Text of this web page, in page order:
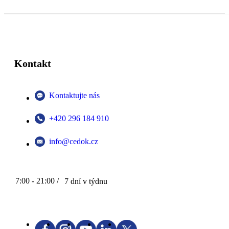
Kontakt
Kontaktujte nás
+420 296 184 910
info@cedok.cz
7:00 - 21:00 / 7 dní v týdnu